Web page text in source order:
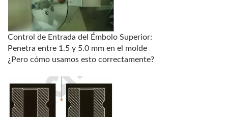
Control de Entrada del Émbolo Superior:
Penetra entre 1.5 y 5.0 mm en el molde
¿Pero cómo usamos esto correctamente?